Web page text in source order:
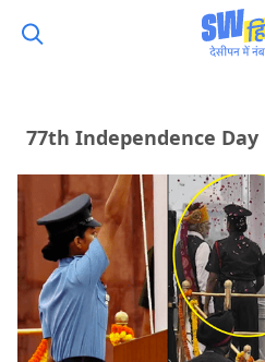
77th Independence Day